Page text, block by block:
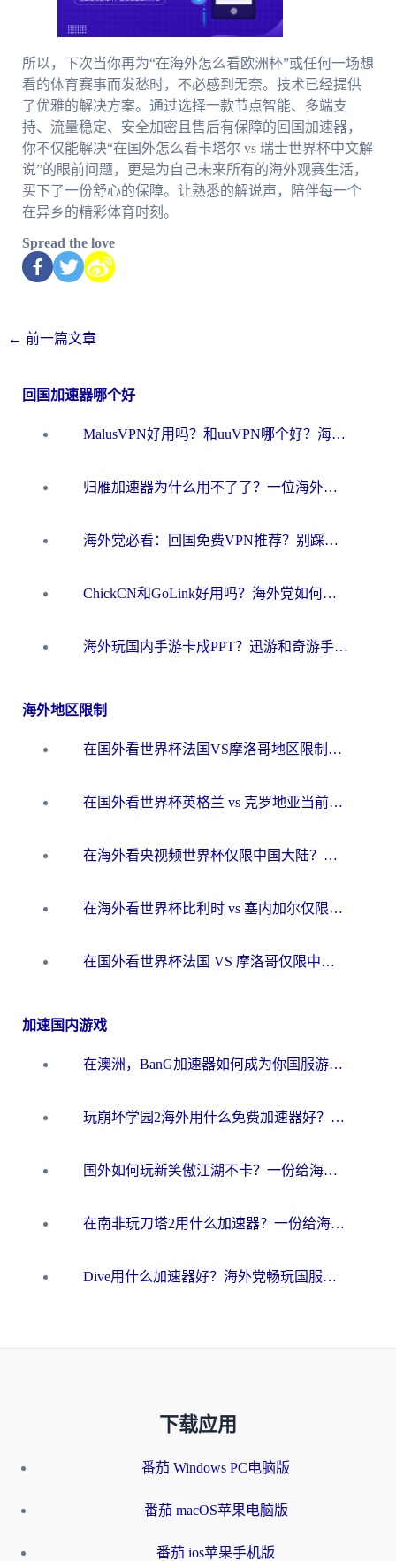
所以，下次当你再为“在海外怎么看欧洲杯”或任何一场想
看的体育赛事而发愁时，不必感到无奈。技术已经提供
了优雅的解决方案。通过选择一款节点智能、多端支
持、流量稳定、安全加密且售后有保障的回国加速器，
你不仅能解决“在国外怎么看卡塔尔 vs 瑞士世界杯中文解
说”的眼前问题，更是为自己未来所有的海外观赛生活，
买下了一份舒心的保障。让熟悉的解说声，陪伴每一个
在异乡的精彩体育时刻。
Spread the love
← 前一篇文章
回国加速器哪个好
MalusVPN好用吗？和uuVPN哪个好？海外党无缝访问国内资源的真实对比与选择指南
归雁加速器为什么用不了了？一位海外游子的真实困惑与技术解答
海外党必看：回国免费VPN推荐？别踩坑！教你选对加速器无缝刷国内资源
ChickCN和GoLink好用吗？海外党如何选对回国加速器
海外玩国内手游卡成PPT？迅游和奇游手游哪个好？一篇讲透回国加速器怎么选
海外地区限制
在国外看世界杯法国VS摩洛哥地区限制？这篇指南让你流畅看中文解说无压力
在国外看世界杯英格兰 vs 克罗地亚当前地区不可播放？这篇指南帮你搞定所有海外观赛难题
在海外看央视频世界杯仅限中国大陆？这篇指南帮你解锁中文解说+无卡顿直播
在海外看世界杯比利时 vs 塞内加尔仅限中国大陆？我找到了最流畅的中文解说之路
在国外看世界杯法国 VS 摩洛哥仅限中国大陆？海外党这样看中文解说赛事不卡顿
加速国内游戏
在澳洲，BanG加速器如何成为你国服游戏的“时光机”？
玩崩坏学园2海外用什么免费加速器好？2026海外党亲测国服游戏加速指南
国外如何玩新笑傲江湖不卡？一份给海外游子的终极网络指南
在南非玩刀塔2用什么加速器？一份给海外游子的终极生存指南
Dive用什么加速器好？海外党畅玩国服游戏的终极避坑指南
下载应用
番茄 Windows PC电脑版
番茄 macOS苹果电脑版
番茄 ios苹果手机版